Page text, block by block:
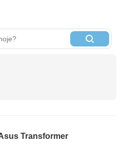
Transformer